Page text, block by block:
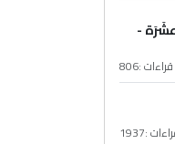
-
قراءات :806
:
1937